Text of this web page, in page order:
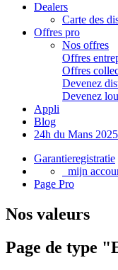
Dealers
Carte des
Offres pro
Nos offres
Offres
Offres
Devenez
Devenez
Appli
Blog
24h du Mans 2025
Garantieregistratie
mijn
Page Pro
Nos valeurs
Page de type